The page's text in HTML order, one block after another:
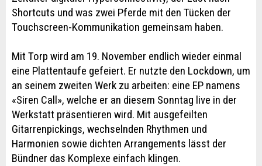
Shortcuts und was zwei Pferde mit den Tücken der
Touchscreen-Kommunikation gemeinsam haben.
Mit Torp wird am 19. November endlich wieder einmal
eine Plattentaufe gefeiert. Er nutzte den Lockdown, um
an seinem zweiten Werk zu arbeiten: eine EP namens
«Siren Call», welche er an diesem Sonntag live in der
Werkstatt präsentieren wird. Mit ausgefeilten
Gitarrenpickings, wechselnden Rhythmen und
Harmonien sowie dichten Arrangements lässt der
Bündner das Komplexe einfach klingen.